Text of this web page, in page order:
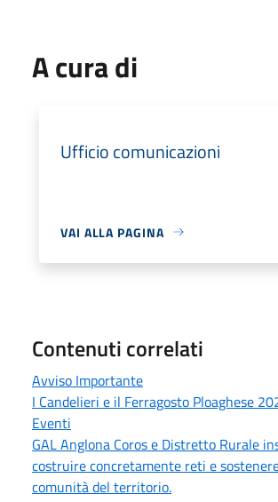
A cura di
Ufficio comunicazioni
VAI ALLA PAGINA
Contenuti correlati
Avviso Importante
I Candelieri e il Ferragosto Ploaghese
Eventi
GAL Anglona Coros e Distretto Rurale
costruire concretamente reti e
comunità del territorio.